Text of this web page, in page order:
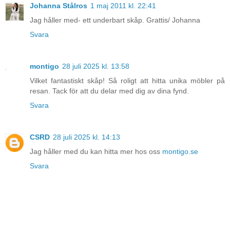
Johanna Stålros 1 maj 2011 kl. 22:41
Jag håller med- ett underbart skåp. Grattis/ Johanna
Svara
montigo 28 juli 2025 kl. 13:58
Vilket fantastiskt skåp! Så roligt att hitta unika möbler på
resan. Tack för att du delar med dig av dina fynd.
Svara
CSRD 28 juli 2025 kl. 14:13
Jag håller med du kan hitta mer hos oss montigo.se
Svara